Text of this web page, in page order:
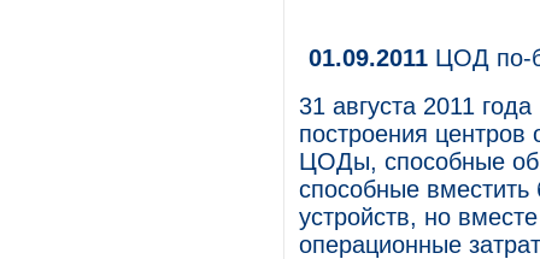
01.09.2011 ЦОД по-
31 августа 2011
построения центров
ЦОДы, способные
способные
устройств, но
операционные